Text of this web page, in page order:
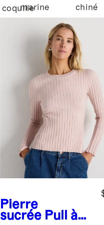
coquillemarine
chiné
Pierre
sucrée Pull à